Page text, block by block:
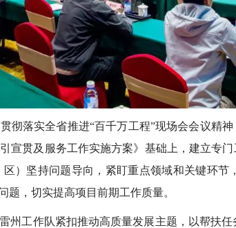
落实全省推进“百千万工程”现场会会议精神
宣贯及服务工作实施方案》基础上，建立专
）坚持问题导向，紧盯重点领域和关键环
，切实提高项目前期工作质量。
工作队紧扣推动高质量发展主题，以帮扶任